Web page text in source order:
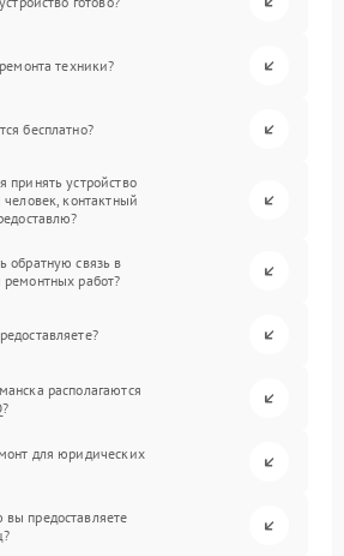
техники?
бесплатно?
устройство
контактный
обратную связь в
работ?
располагаются
для юридических
предоставляете